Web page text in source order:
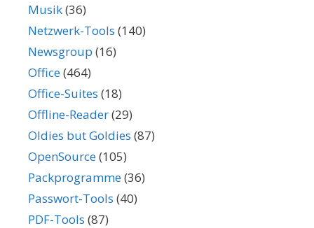
Musik(36)
Netzwerk-Tools (140)
Newsgroup (16)
Office(464)
Office-Suites (18)
Offline-Reader(29)
Oldies but Goldies (87)
OpenSource(105)
Packprogramme(36)
Passwort-Tools (40)
PDF-Tools (87)